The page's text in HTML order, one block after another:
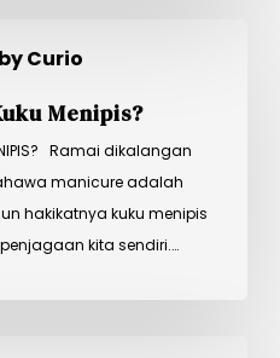
Curio
Menipis?
Ramai dikalangan
manicure adalah
hakikatnya kuku menipis
kita sendiri.…